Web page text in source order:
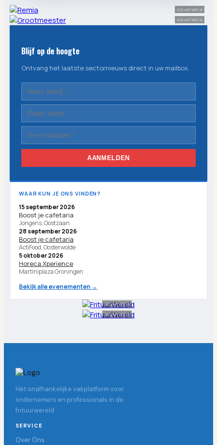
Advertentie
Advertentie
Blijf op de hoogte
Ontvang het laatste sectornieuws direct in uw mailbox.
AANMELDEN
WAAR KUN JE ONS VINDEN?
15 september 2026
Boost je cafetaria
Jongens, Oostzaan
28 september 2026
Boost je cafetaria
ActiFood, Oosterwolde
5 oktober 2026
Horeca Xperience
Martiniplaza Groningen
Bekijk alle evenementen →
Advertentie
Advertentie
Hét onafhankelijke vakplatform voor
ondernemers en professionals in de
frituurwereld.
SERVICE
Over Ons